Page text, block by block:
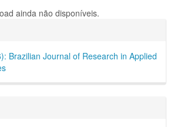
ainda não disponíveis.
Brazilian Journal of Research in Applied